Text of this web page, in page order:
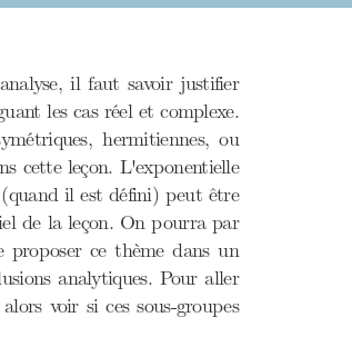
il faut savoir justifier
les cas réel et complexe.
hermitiennes, ou
cette leçon. L'exponentielle
il est défini) peut être
de la leçon. On pourra par
proposer ce thème dans un
analytiques. Pour aller
voir si ces sous-groupes